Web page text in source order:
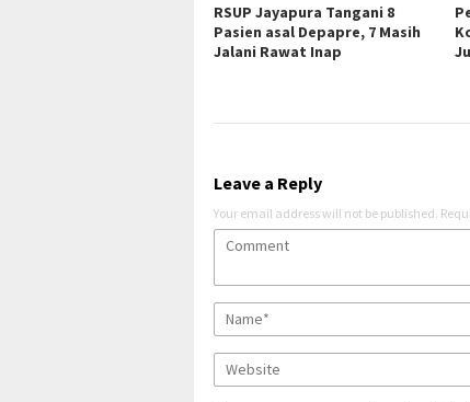
RSUP Jayapura Tangani 8
Pasien asal Depapre, 7 Masih
Jalani Rawat Inap
Leave a Reply
Your email address will not be published.